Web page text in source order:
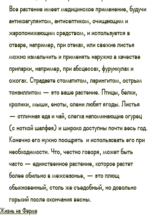
Все растение имеет медицинское применение, будучи
антикоагулянтом, антисептиком, очищающим и
жаропонижающим средством, и используется в
отваре, например, при отеках, или свежие листья
можно измельчить и применять наружно в качестве
припарки, например, при абсцессах, фурункулах и
ожогах. Страдаете стоматитом, ларингитом, острым
тонзиллитом — это ваше растение. Птицы, белки,
кролики, мыши, еноты, олени любят ягоды. Листья
— отличная еда и чай, слегка напоминающие огурец
(с ноткой шалфея) и широко доступны почти весь год.
Конечно его нужно поощрять  и использовать его при
необходимости. Что, честно говоря, может быть
часто — единственное растение, которое растет
более обильно в межсезонье, — это плющ
обыкновенный, столь же съедобный, но довольно
горький после окончания весны.
Жизнь на Ферме